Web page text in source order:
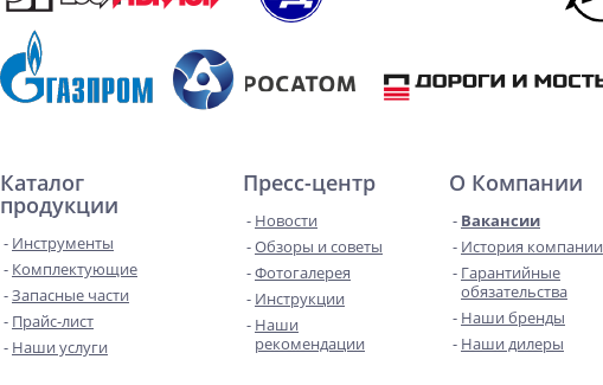
Каталог
продукции
Инструменты
Комплектующие
Запасные части
Прайс-лист
Наши услуги
Пресс-центр
Новости
Обзоры и советы
Фотогалерея
Инструкции
Наши
рекомендации
О Компании
Вакансии
История компании
Гарантийные
обязательства
Наши бренды
Наши дилеры